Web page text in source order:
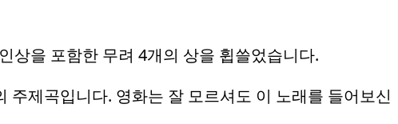
상을 포함한 무려 4개의 상을 휩쓸었습니다.
제곡입니다. 영화는 잘 모르셔도 이 노래를 들어보신